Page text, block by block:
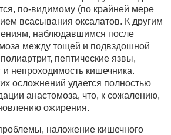
по-видимому (по крайней мере
всасывания оксалатов. К другим
наблюдавшимся после
между тощей и подвздошной
пептические язвы,
и непроходимость кишечника.
осложнений удается полностью
анастомоза, что, к сожалению,
ожирения.
наложение кишечного